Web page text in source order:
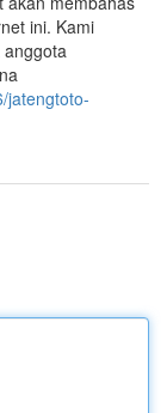
ini. Kami
anggota
jatengtoto-